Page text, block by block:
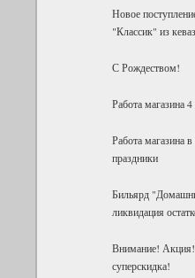
Новое
"Классик" из
С Рождеством!
Работа магазина
Работа магазина
праздники
Бильярд
ликвидация
Внимание!
суперскидка!